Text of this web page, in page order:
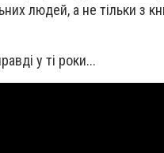
людей, а не тільки з
у ті роки...